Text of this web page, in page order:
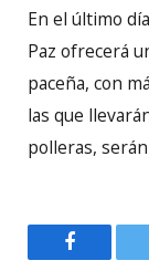
En el último
Paz ofrecerá
paceña, con
las que
polleras,
Facebook